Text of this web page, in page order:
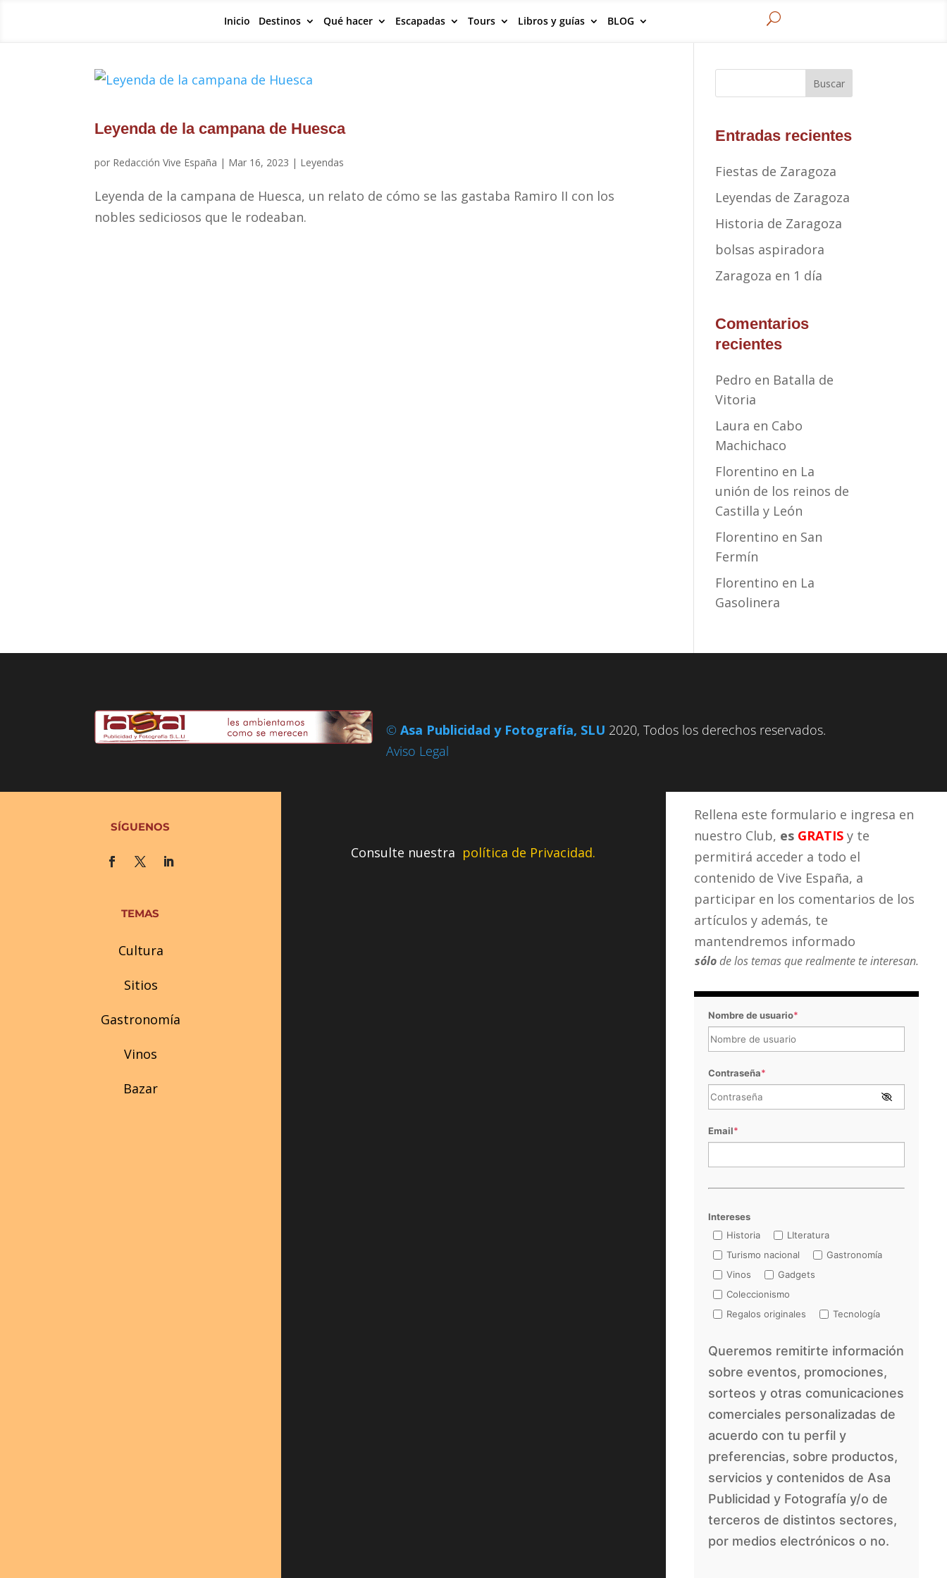
Inicio Destinos Qué hacer Escapadas Tours Libros y guías BLOG U
Leyenda de la campana de Huesca
por Redacción Vive España | Mar 16, 2023 | Leyendas
Leyenda de la campana de Huesca, un relato de cómo se las gastaba Ramiro II con los
nobles sediciosos que le rodeaban.
Buscar
Entradas recientes
Fiestas de Zaragoza
Leyendas de Zaragoza
Historia de Zaragoza
bolsas aspiradora
Zaragoza en 1 día
Comentarios
recientes
Pedro en Batalla de
Vitoria
Laura en Cabo
Machichaco
Florentino en La
unión de los reinos de
Castilla y León
Florentino en San
Fermín
Florentino en La
Gasolinera
©Asa Publicidad y Fotografía, SLU 2020, Todos los derechos reservados.
Aviso Legal
SÍGUENOS
TEMAS
Cultura
Sitios
Gastronomía
Vinos
Bazar
Consulte nuestra política de Privacidad.
Rellena este formulario e ingresa en
nuestro Club, es GRATIS y te
permitirá acceder a todo el
contenido de Vive España, a
participar en los comentarios de los
artículos y además, te
mantendremos informado
sólode los temas que realmente te interesan.
Nombre de usuario*
Contraseña*
Email*
Intereses
Historia
LIteratura
Turismo nacional
Gastronomía
Vinos
Gadgets
Coleccionismo
Regalos originales
Tecnología
Queremos remitirte información
sobre eventos, promociones,
sorteos y otras comunicaciones
comerciales personalizadas de
acuerdo con tu perfil y
preferencias, sobre productos,
servicios y contenidos de Asa
Publicidad y Fotografía y/o de
terceros de distintos sectores,
por medios electrónicos o no.